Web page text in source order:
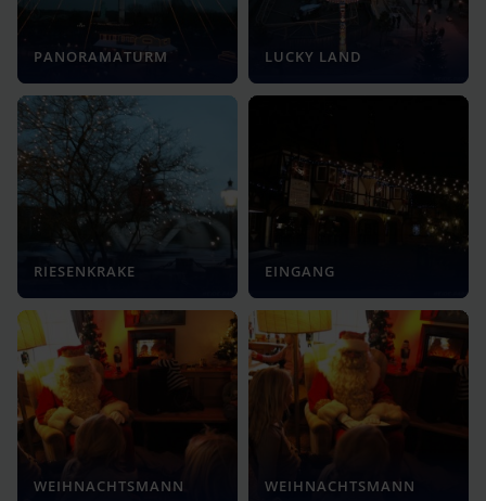
PANORAMATURM LUCKY LAND
RIESENKRAKE EINGANG
WEIHNACHTSMANN WEIHNACHTSMANN